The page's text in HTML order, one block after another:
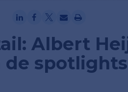
Albert
de spotlights